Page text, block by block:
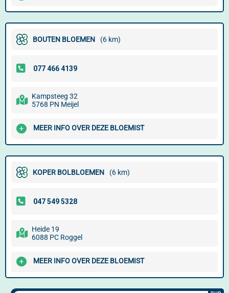
BOUTEN BLOEMEN (6 km)
Kampsteeg 32
5768 PN Meijel
MEER INFO OVER DEZE BLOEMIST
KOPER BOLBLOEMEN (6 km)
Heide 19
6088 PC Roggel
MEER INFO OVER DEZE BLOEMIST